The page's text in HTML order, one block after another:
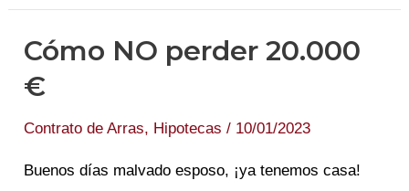
Cómo NO perder 20.000
€
Contrato de Arras, Hipotecas / 10/01/2023
Buenos días malvado esposo, ¡ya tenemos casa!